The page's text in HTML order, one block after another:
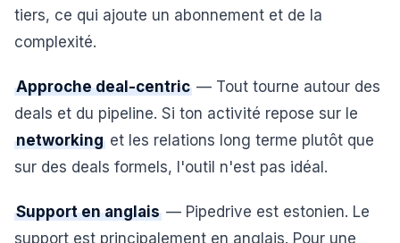
tiers, ce qui ajoute un abonnement et de la
complexité.
Approche deal-centric — Tout tourne autour des
deals et du pipeline. Si ton activité repose sur le
networking et les relations long terme plutôt que
sur des deals formels, l'outil n'est pas idéal.
Support en anglais — Pipedrive est estonien. Le
support est principalement en anglais. Pour une